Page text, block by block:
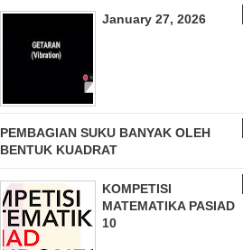
January 27, 2026
PEMBAGIAN SUKU BANYAK OLEH
BENTUK KUADRAT
KOMPETISI
MATEMATIKA PASIAD
10